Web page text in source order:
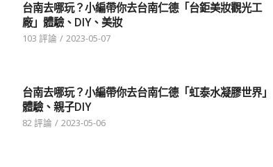
台南去哪玩？小編帶你去台南仁德「台鉅美妝觀光工
廠」體驗、DIY、美妝
103 評論 / 2023-05-07
台南去哪玩？小編帶你去台南仁德「虹泰水凝膠世界」
體驗、親子DIY
82 評論 / 2023-05-06